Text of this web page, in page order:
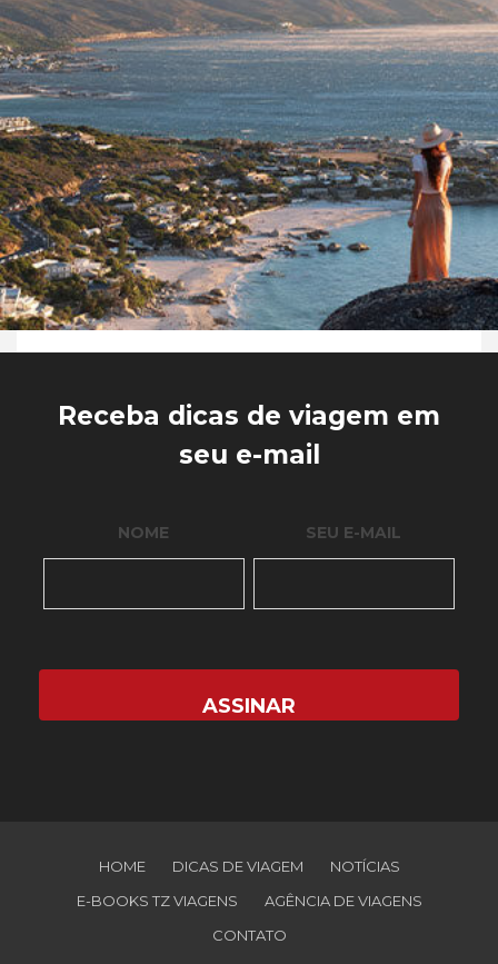
Receba dicas de viagem em
seu e-mail
NOME SEU E-MAIL
HOME DICAS DE VIAGEM
NOTÍCIAS
E-BOOKS TZ VIAGENS
AGÊNCIA DE VIAGENS
CONTATO